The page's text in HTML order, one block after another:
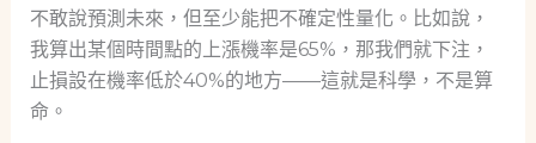
不敢說預測未來，但至少能把不確定性量化。比如說，
我算出某個時間點的上漲機率是65%，那我們就下注，
止損設在機率低於40%的地方——這就是科學，不是算
命。